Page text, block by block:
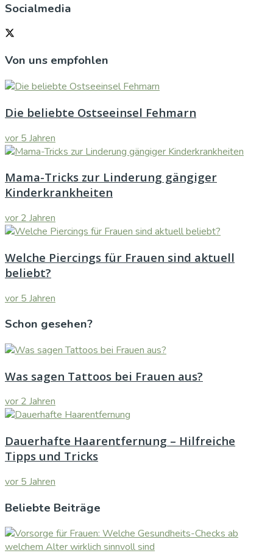
Socialmedia
Von uns empfohlen
Die beliebte Ostseeinsel Fehmarn
vor 5 Jahren
Mama-Tricks zur Linderung gängiger
Kinderkrankheiten
vor 2 Jahren
Welche Piercings für Frauen sind aktuell
beliebt?
vor 5 Jahren
Schon gesehen?
Was sagen Tattoos bei Frauen aus?
vor 2 Jahren
Dauerhafte Haarentfernung – Hilfreiche
Tipps und Tricks
vor 5 Jahren
Beliebte Beiträge